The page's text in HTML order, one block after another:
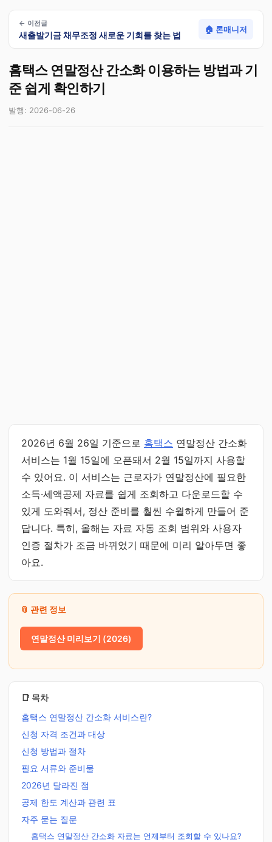
← 이전글
새출발기금 채무조정 새로운 기회를 찾는 법
🏠 론매니저
홈택스 연말정산 간소화 이용하는 방법과 기
준 쉽게 확인하기
발행: 2026-06-26
2026년 6월 26일 기준으로 홈택스 연말정산 간소화
서비스는 1월 15일에 오픈돼서 2월 15일까지 사용할
수 있어요. 이 서비스는 근로자가 연말정산에 필요한
소득·세액공제 자료를 쉽게 조회하고 다운로드할 수
있게 도와줘서, 정산 준비를 훨씬 수월하게 만들어 준
답니다. 특히, 올해는 자료 자동 조회 범위와 사용자
인증 절차가 조금 바뀌었기 때문에 미리 알아두면 좋
아요.
📎 관련 정보
연말정산 미리보기 (2026)
📑 목차
홈택스 연말정산 간소화 서비스란?
신청 자격 조건과 대상
신청 방법과 절차
필요 서류와 준비물
2026년 달라진 점
공제 한도 계산과 관련 표
자주 묻는 질문
홈택스 연말정산 간소화 자료는 언제부터 조회할 수 있나요?